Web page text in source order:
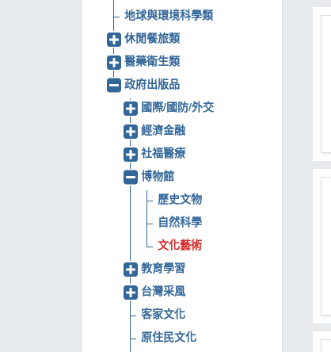
地球與環境科學類
休閒餐旅類
醫藥衛生類
政府出版品
國際/國防/外交
經濟金融
社福醫療
博物館
歷史文物
自然科學
文化藝術
教育學習
台灣采風
客家文化
原住民文化